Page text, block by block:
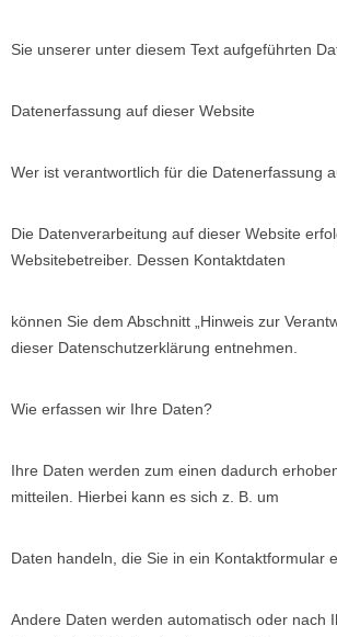
Sie unserer unter diesem Text aufgeführten
Datenerfassung auf dieser Website
Wer ist verantwortlich für die Datenerfassung
Die Datenverarbeitung auf dieser Website
Websitebetreiber. Dessen Kontaktdaten
können Sie dem Abschnitt „Hinweis zur
dieser Datenschutzerklärung entnehmen.
Wie erfassen wir Ihre Daten?
Ihre Daten werden zum einen dadurch
mitteilen. Hierbei kann es sich z. B. um
Daten handeln, die Sie in ein Kontaktformular
Andere Daten werden automatisch oder nach